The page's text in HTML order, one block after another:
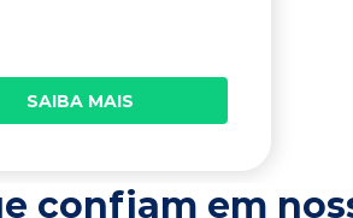
SAIBA MAIS
confiam em